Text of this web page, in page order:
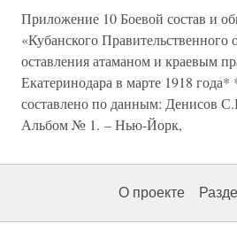
Приложение 10 Боевой состав и
«Кубанского Правительственного
оставления атаманом и краевым
Екатеринодара в марте 1918
составлено по данным: Денисов
Альбом № 1. – Нью-Йорк,
О проекте